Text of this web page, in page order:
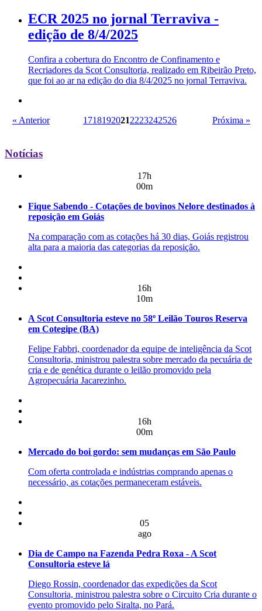
ECR 2025 no jornal Terraviva -
edição de 8/4/2025
Confira a cobertura do Encontro de Confinamento e
Recriadores da Scot Consultoria, realizado em Ribeirão Preto,
que foi ao ar na edição do dia 8/4/2025 no jornal Terraviva.
« Anterior 17181920212223242526 Próxima »
Notícias
17h
00m
Fique Sabendo - Cotações de bovinos Nelore destinados à
reposição em Goiás
Na comparação com as cotações há 30 dias, Goiás registrou
alta para a maioria das categorias da reposição.
16h
10m
A Scot Consultoria esteve no 58º Leilão Touros Reserva
em Cotegipe (BA)
Felipe Fabbri, coordenador da equipe de inteligência da Scot
Consultoria, ministrou palestra sobre mercado da pecuária de
cria e de genética durante o leilão promovido pela
Agropecuária Jacarezinho.
16h
00m
Mercado do boi gordo: sem mudanças em São Paulo
Com oferta controlada e indústrias comprando apenas o
necessário, as cotações permaneceram estáveis.
05
ago
Dia de Campo na Fazenda Pedra Roxa - A Scot
Consultoria esteve lá
Diego Rossin, coordenador das expedições da Scot
Consultoria, ministrou palestra sobre o Circuito Cria durante o
evento promovido pelo Siralta, no Pará.